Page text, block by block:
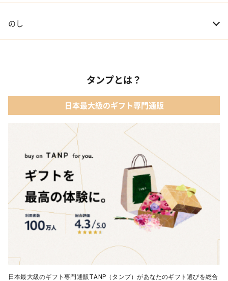
のし
タンプとは？
日本最大級のギフト専門通販
日本最大級のギフト専門通販TANP（タンプ）があなたのギフト選びを総合